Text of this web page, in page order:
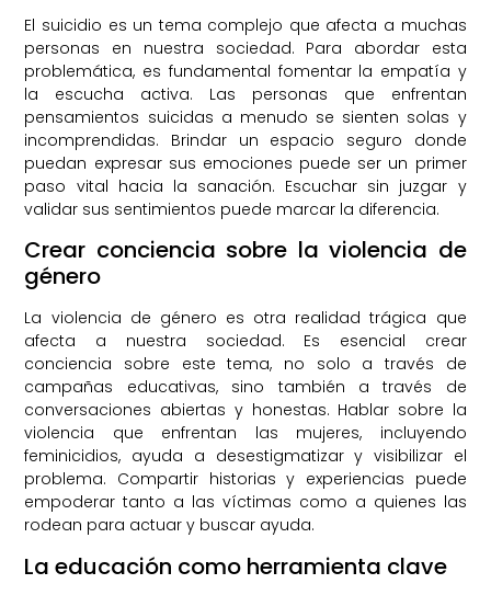
El suicidio es un tema complejo que afecta a muchas
personas en nuestra sociedad. Para abordar esta
problemática, es fundamental fomentar la empatía y
la escucha activa. Las personas que enfrentan
pensamientos suicidas a menudo se sienten solas y
incomprendidas. Brindar un espacio seguro donde
puedan expresar sus emociones puede ser un primer
paso vital hacia la sanación. Escuchar sin juzgar y
validar sus sentimientos puede marcar la diferencia.
Crear conciencia sobre la violencia de
género
La violencia de género es otra realidad trágica que
afecta a nuestra sociedad. Es esencial crear
conciencia sobre este tema, no solo a través de
campañas educativas, sino también a través de
conversaciones abiertas y honestas. Hablar sobre la
violencia que enfrentan las mujeres, incluyendo
feminicidios, ayuda a desestigmatizar y visibilizar el
problema. Compartir historias y experiencias puede
empoderar tanto a las víctimas como a quienes las
rodean para actuar y buscar ayuda.
La educación como herramienta clave